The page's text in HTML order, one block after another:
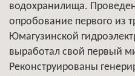
водохранилища.
опробование первого из
Юмагузинской
выработал свой первый
Реконструированы